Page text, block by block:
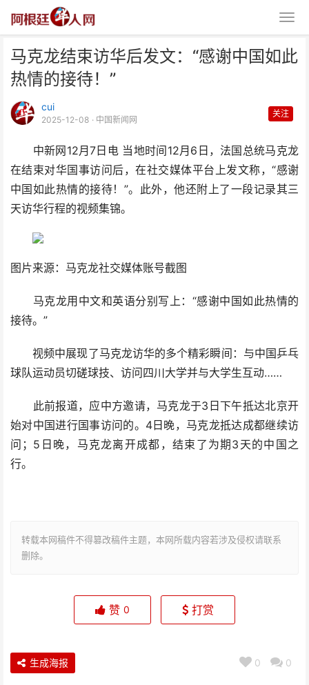
马克龙结束访华后发文：“感谢中国如此
热情的接待！”
cui
2025-12-08 · 中国新闻网
关注
中新网12月7日电 当地时间12月6日，法国总统马克龙
在结束对华国事访问后，在社交媒体平台上发文称，“感谢
中国如此热情的接待！”。此外，他还附上了一段记录其三
天访华行程的视频集锦。
图片来源：马克龙社交媒体账号截图
马克龙用中文和英语分别写上：“感谢中国如此热情的
接待。”
视频中展现了马克龙访华的多个精彩瞬间：与中国乒乓
球队运动员切磋球技、访问四川大学并与大学生互动……
此前报道，应中方邀请，马克龙于3日下午抵达北京开
始对中国进行国事访问的。4日晚，马克龙抵达成都继续访
问；5日晚，马克龙离开成都，结束了为期3天的中国之
行。
转载本网稿件不得篡改稿件主题，本网所载内容若涉及侵权请联系
删除。
马克龙结束访华后发文：“感谢中
国如此热情的接待！”
赞 0 打赏
0 0
生成海报